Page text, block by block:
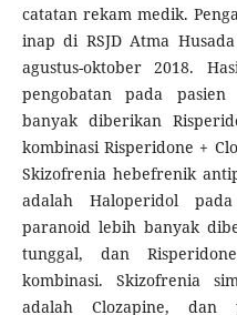
catatan rekam medik.
inap di RSJD Atma
agustus-oktober 2018.
pengobatan pada
banyak diberikan
kombinasi Risperidone +
Skizofrenia hebefrenik
adalah Haloperidol
paranoid lebih banyak
tunggal, dan
kombinasi. Skizofrenia
adalah Clozapine,